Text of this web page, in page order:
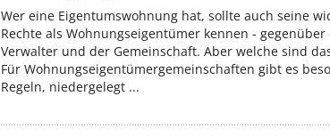
Wer eine Eigentumswohnung hat, sollte auch seine
Rechte als Wohnungseigentümer kennen - gegenüber
Verwalter und der Gemeinschaft. Aber welche sind
Für Wohnungseigentümergemeinschaften gibt es
Regeln, niedergelegt ...